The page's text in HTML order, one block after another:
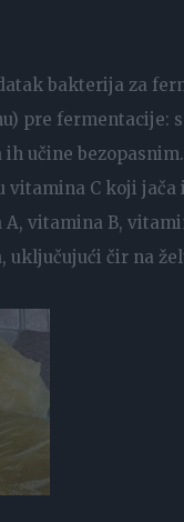
bakterija za
pre
učine bezopasnim.
C koji
vitamina B,
čir na